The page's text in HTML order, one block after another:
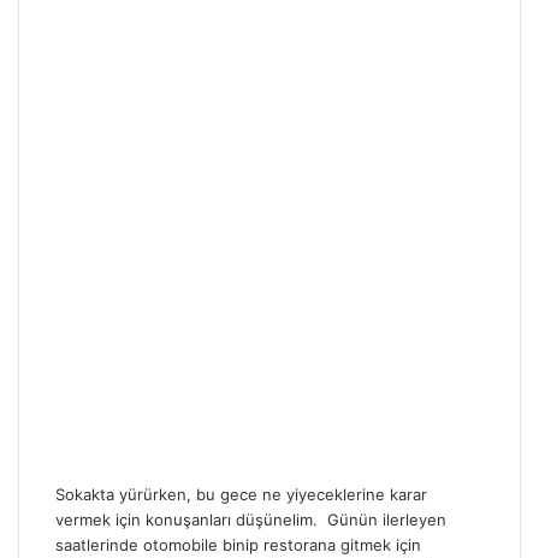
Sokakta yürürken, bu gece ne yiyeceklerine karar
vermek için konuşanları düşünelim. Günün ilerleyen
saatlerinde otomobile binip restorana gitmek için